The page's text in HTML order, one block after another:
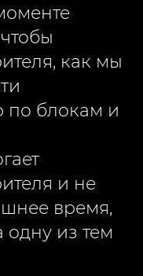
как мы
по блокам и
и не
время,
из тем